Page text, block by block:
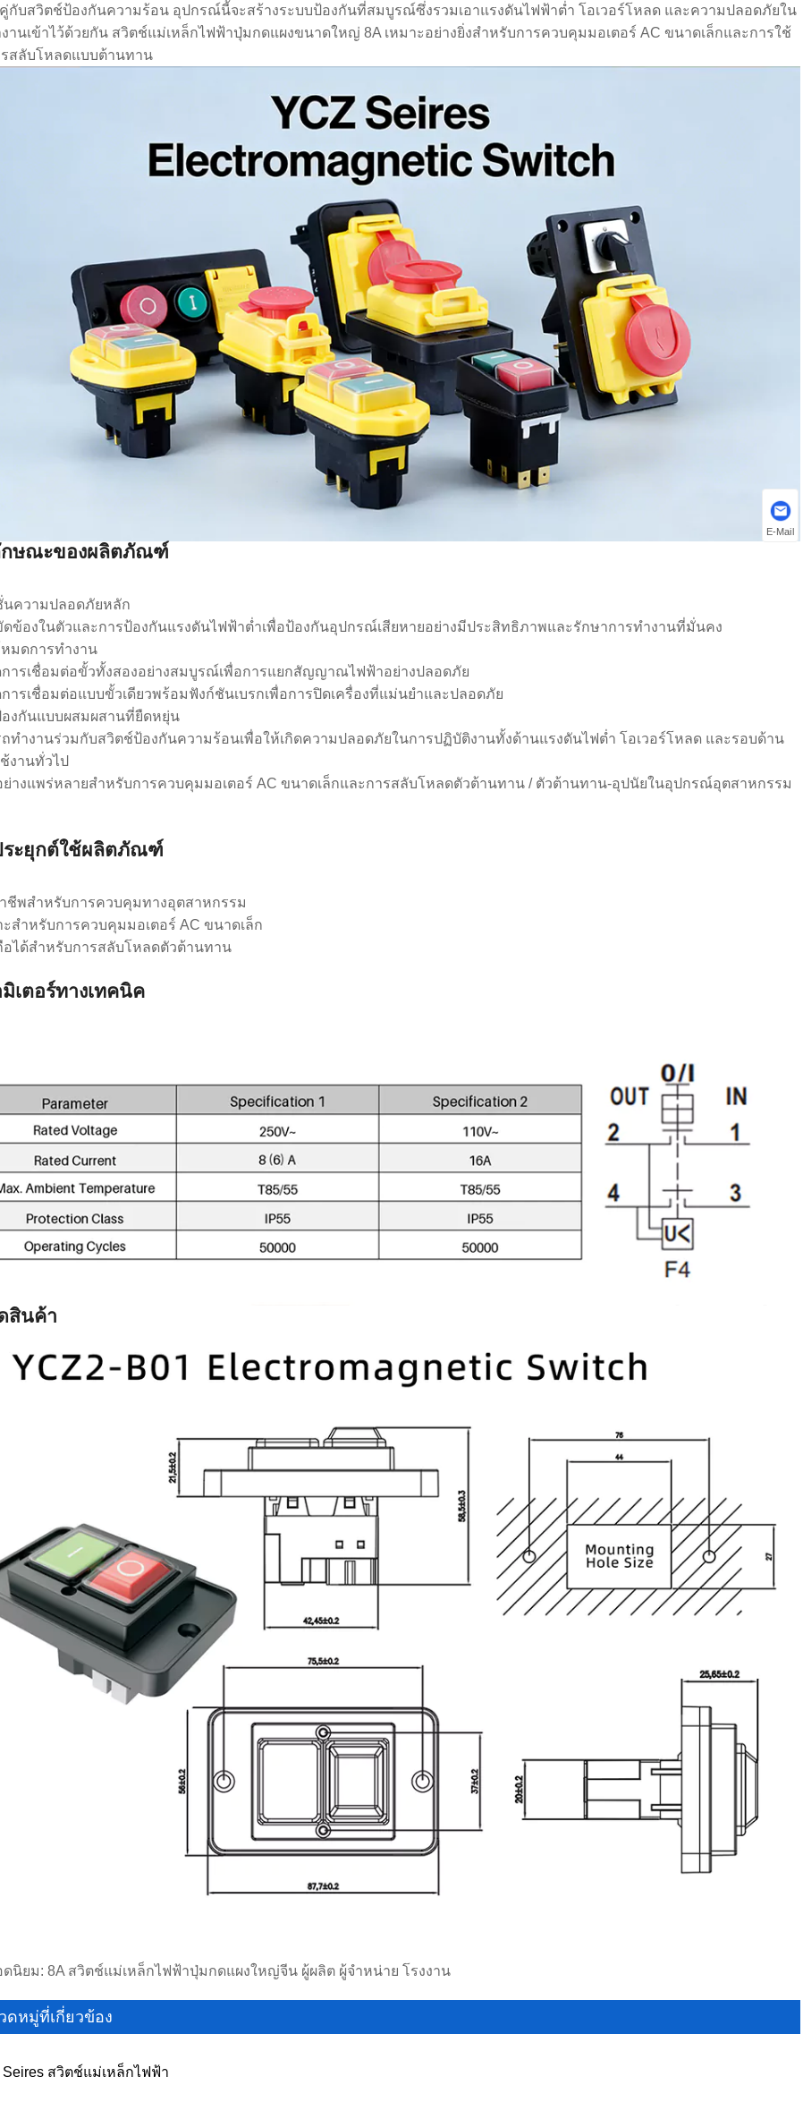
กับสวิตช์ป้องกันความร้อน อุปกรณ์นี้จะสร้างระบบป้องกันที่สมบูรณ์ซึ่งรวมเอาแรงดันไฟฟ้าต่ำ โอเวอร์โหลด และความปลอดภัยใน
านเข้าไว้ด้วยกัน สวิตช์แม่เหล็กไฟฟ้าปุ่มกดแผงขนาดใหญ่ 8A เหมาะอย่างยิ่งสำหรับการควบคุมมอเตอร์ AC ขนาดเล็กและการใช้
รสลับโหลดแบบต้านทาน
ษณะของผลิตภัณฑ์
นความปลอดภัยหลัก
ข้องในตัวและการป้องกันแรงดันไฟฟ้าต่ำเพื่อป้องกันอุปกรณ์เสียหายอย่างมีประสิทธิภาพและรักษาการทำงานที่มั่นคง
หมดการทำงาน
การเชื่อมต่อขั้วทั้งสองอย่างสมบูรณ์เพื่อการแยกสัญญาณไฟฟ้าอย่างปลอดภัย
ารเชื่อมต่อแบบขั้วเดียวพร้อมฟังก์ชันเบรกเพื่อการปิดเครื่องที่แม่นยำและปลอดภัย
องกันแบบผสมผสานที่ยืดหยุ่น
ทำงานร่วมกับสวิตช์ป้องกันความร้อนเพื่อให้เกิดความปลอดภัยในการปฏิบัติงานทั้งด้านแรงดันไฟต่ำ โอเวอร์โหลด และรอบด้าน
งานทั่วไป
างแพร่หลายสำหรับการควบคุมมอเตอร์ AC ขนาดเล็กและการสลับโหลดตัวต้านทาน / ตัวต้านทาน-อุปนัยในอุปกรณ์อุตสาหกรรม
ระยุกต์ใช้ผลิตภัณฑ์
ชีพสำหรับการควบคุมทางอุตสาหกรรม
ะสำหรับการควบคุมมอเตอร์ AC ขนาดเล็ก
อได้สำหรับการสลับโหลดตัวต้านทาน
เตอร์ทางเทคนิค
สินค้า
นิยม: 8A สวิตช์แม่เหล็กไฟฟ้าปุ่มกดแผงใหญ่จีน ผู้ผลิต ผู้จำหน่าย โรงงาน
ดหมู่ที่เกี่ยวข้อง
Seires สวิตช์แม่เหล็กไฟฟ้า
E-Mail